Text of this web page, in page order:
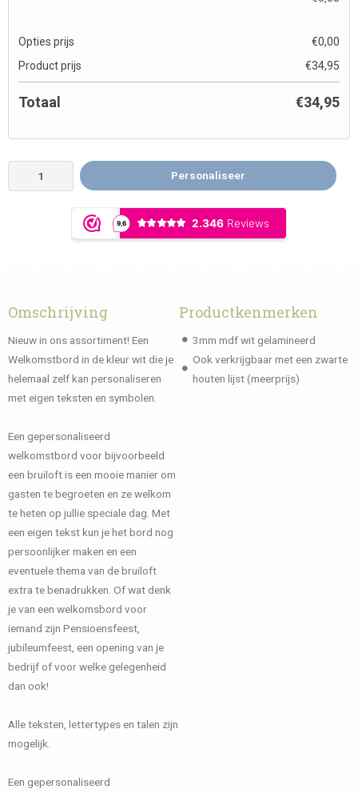
Opties prijs €0,00
Product prijs
€34,95
Totaal €34,95
Personaliseer
Omschrijving
Nieuw in ons assortiment! Een
Welkomstbord in de kleur wit die je
helemaal zelf kan personaliseren
met eigen teksten en symbolen.
Een gepersonaliseerd
welkomstbord voor bijvoorbeeld
een bruiloft is een mooie manier om
gasten te begroeten en ze welkom
te heten op jullie speciale dag. Met
een eigen tekst kun je het bord nog
persoonlijker maken en een
eventuele thema van de bruiloft
extra te benadrukken. Of wat denk
je van een welkomsbord voor
iemand zijn Pensioensfeest,
jubileumfeest, een opening van je
bedrijf of voor welke gelegenheid
dan ook!
Alle teksten, lettertypes en talen zijn
mogelijk.
Een gepersonaliseerd
Productkenmerken
3mm mdf wit gelamineerd
Ook verkrijgbaar met een zwarte
houten lijst (meerprijs)